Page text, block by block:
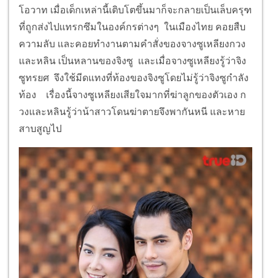
โอวาท เมื่อเด็กเหล่านี้เติบโตขึ้นมาก็จะกลายเป็นเล็บครุฑ
ที่ถูกส่งไปแทรกซึมในองค์กรต่างๆ ในเมืองไทย คอยสืบ
ความลับ และคอยทำงานตามคำสั่งของจางซูเหลียงกวง
และหลิน เป็นหลานของจิงซู และเมื่อจางซูเหลียงรู้ว่าจิง
ซูทรยศ จึงใช้มีดแทงที่ท้องของจิงซูโดยไม่รู้ว่าจิงซูกำลัง
ท้อง เรื่องนี้จางซูเหลียงเสียใจมากที่ฆ่าลูกของตัวเอง ก
วงและหลินรู้ว่าน้าสาวโดนฆ่าตายจึงพากันหนี และหาย
สาบสูญไป